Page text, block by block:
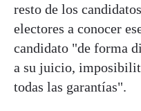
resto de los
electores a conocer
candidato "de forma
a su juicio,
todas las garantías".